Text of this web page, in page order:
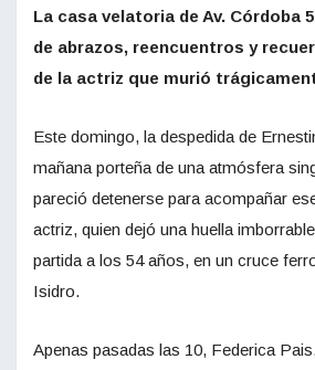
La casa velatoria de Av. Córdoba
de abrazos, reencuentros y
de la actriz que murió
Este domingo, la despedida de
mañana porteña de una atmósfera
pareció detenerse para acompañar
actriz, quien dejó una huella
partida a los 54 años, en un cruce
Isidro.
Apenas pasadas las 10, Federica